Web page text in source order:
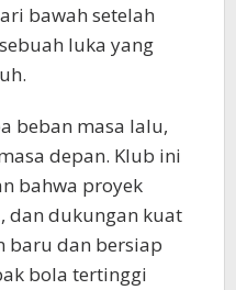
bawah setelah
luka yang
beban masa lalu,
depan. Klub ini
bahwa proyek
dan dukungan kuat
baru dan bersiap
bola tertinggi